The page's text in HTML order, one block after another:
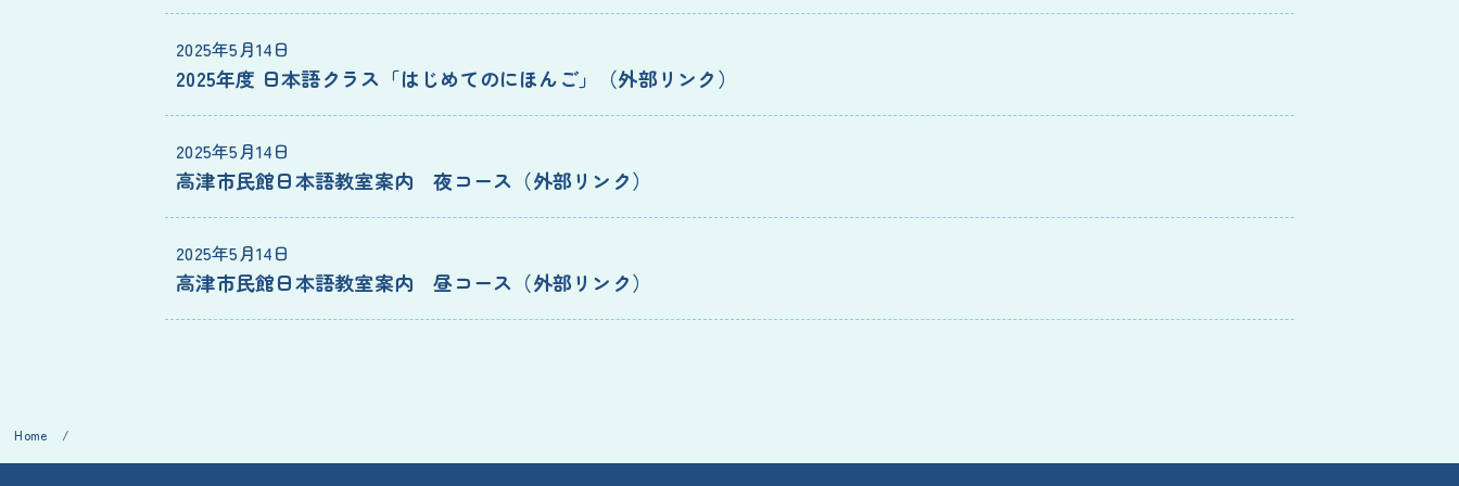
2025年5月14日
2025年度 日本語クラス「はじめてのにほんご」
2025年5月14日
高津市民館日本語教室案内 夜コース
2025年5月14日
高津市民館日本語教室案内 昼コース
Home /